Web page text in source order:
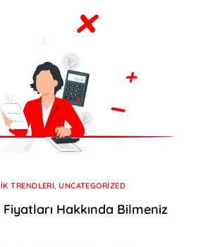
İK TRENDLERI,UNCATEGORIZED
Fiyatları Hakkında Bilmeniz